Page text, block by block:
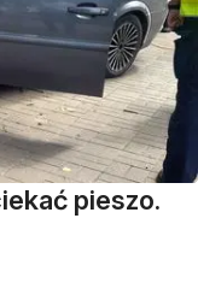
pieszo.